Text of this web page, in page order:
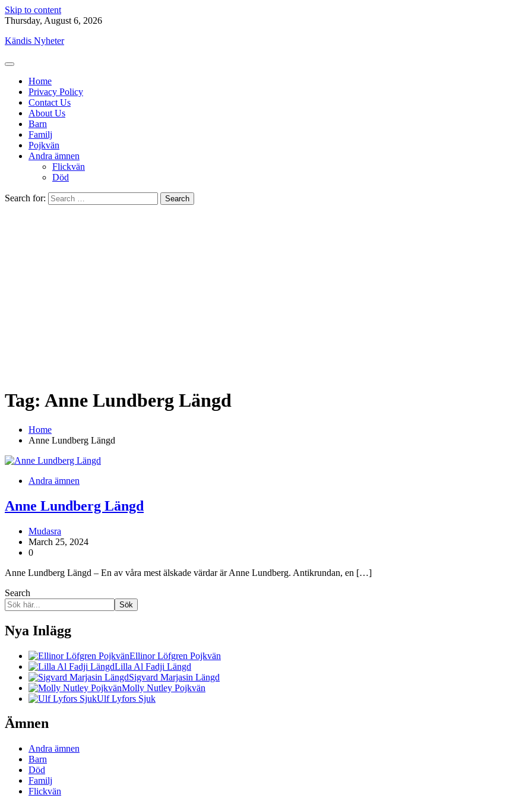
Skip to content
Thursday, August 6, 2026
Kändis Nyheter
Home
Privacy Policy
Contact Us
About Us
Barn
Familj
Pojkvän
Andra ämnen
Flickvän
Död
Search for:
Tag: Anne Lundberg Längd
Home
Anne Lundberg Längd
Andra ämnen
Anne Lundberg Längd
Mudasra
March 25, 2024
0
Anne Lundberg Längd – En av våra mest älskade värdar är Anne Lundberg. Antikrundan, en […]
Search
Sök
Nya Inlägg
Ellinor Löfgren Pojkvän
Lilla Al Fadji Längd
Sigvard Marjasin Längd
Molly Nutley Pojkvän
Ulf Lyfors Sjuk
Ämnen
Andra ämnen
Barn
Död
Familj
Flickvän